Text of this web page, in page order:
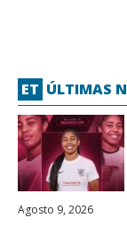
ET ÚLTIMAS
Agosto 9, 2026